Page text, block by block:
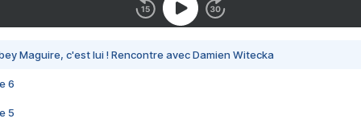
Maguire, c'est lui ! Rencontre avec Damien Witecka
6
5